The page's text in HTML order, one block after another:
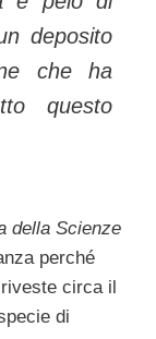
deposito
che ha
questo
della Scienze
perché
circa il
di